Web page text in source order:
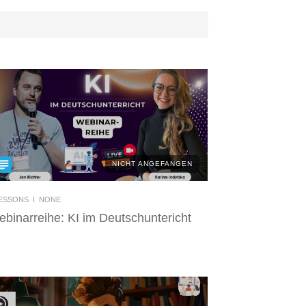
NICHT ANGEFANGEN
I NONE
KI im Deutschuntericht